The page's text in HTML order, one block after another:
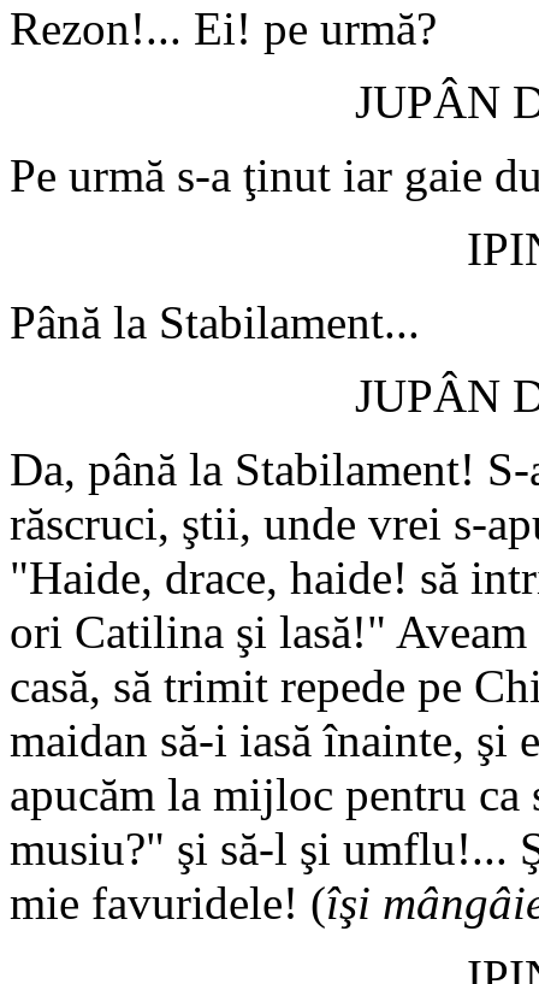
Rezon!... Ei! pe urmă?
JUPÂN
Pe urmă s-a ţinut iar gaie
Până la Stabilament...
JUPÂN
Da, până la Stabilament!
răscruci, ştii, unde vrei s-
"Haide, drace, haide! să
ori Catilina şi lasă!"
casă, să trimit repede pe
maidan să-i iasă înainte, şi
apucăm la mijloc pentru
musiu?" şi să-l şi umflu!...
mie favuridele! (îşi